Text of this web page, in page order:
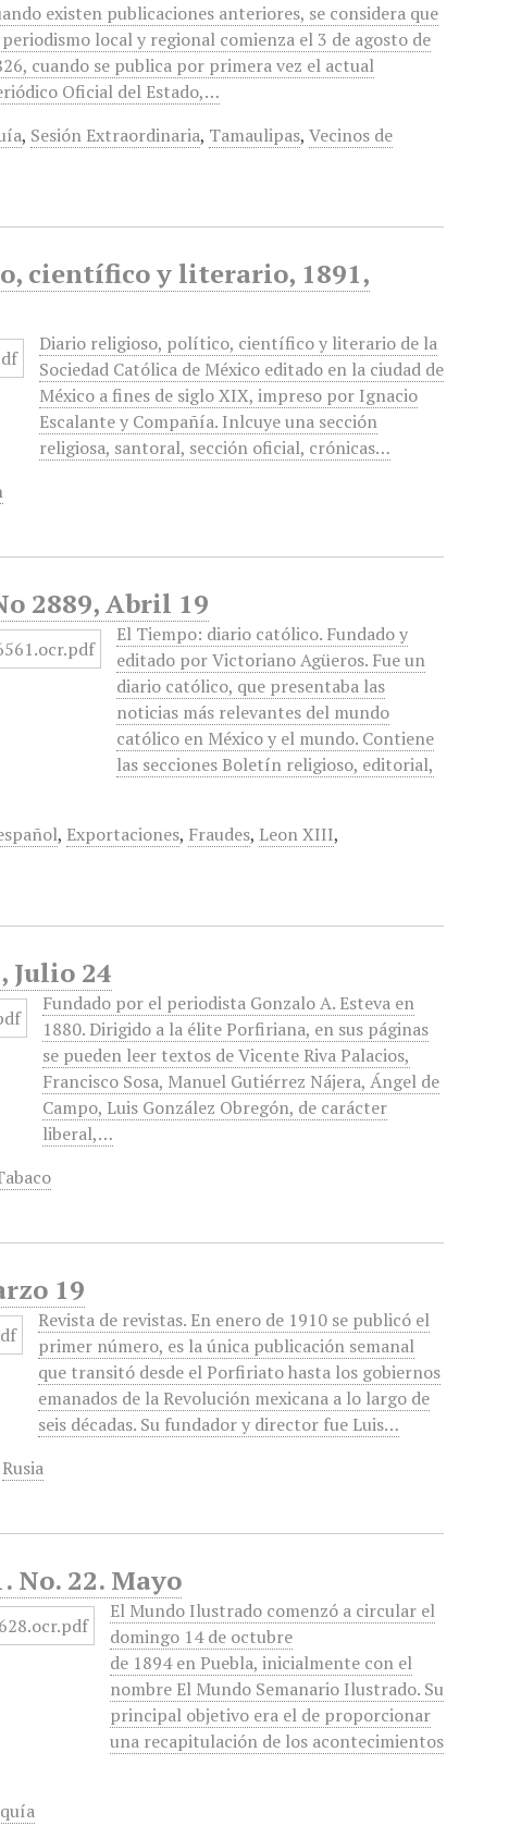
existen publicaciones anteriores, se considera que
local y regional comienza el 3 de agosto de
cuando se publica por primera vez el actual
Oficial del Estado,…
, Sesión Extraordinaria, Tamaulipas,Vecinos de
científico y literario, 1891,
Diario religioso, político, científico y literario de la
Sociedad Católica de México editado en la ciudad de
México a fines de siglo XIX, impreso por Ignacio
Escalante y Compañía. Inlcuye una sección
religiosa, santoral, sección oficial, crónicas…
2889, Abril 19
El Tiempo: diario católico. Fundado y
editado por Victoriano Agüeros. Fue un
diario católico, que presentaba las
noticias más relevantes del mundo
católico en México y el mundo. Contiene
las secciones Boletín religioso, editorial,
, Exportaciones, Fraudes, Leon XIII,
Julio 24
Fundado por el periodista Gonzalo A. Esteva en
1880. Dirigido a la élite Porfiriana, en sus páginas
se pueden leer textos de Vicente Riva Palacios,
Francisco Sosa, Manuel Gutiérrez Nájera, Ángel de
Campo, Luis González Obregón, de carácter
liberal,…
19
Revista de revistas. En enero de 1910 se publicó el
primer número, es la única publicación semanal
que transitó desde el Porfiriato hasta los gobiernos
emanados de la Revolución mexicana a lo largo de
seis décadas. Su fundador y director fue Luis…
Rusia
No. 22. Mayo
El Mundo Ilustrado comenzó a circular el
domingo 14 de octubre
de 1894 en Puebla, inicialmente con el
nombre El Mundo Semanario Ilustrado. Su
principal objetivo era el de proporcionar
una recapitulación de los acontecimientos